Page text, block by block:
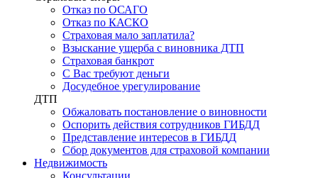
Отказ по ОСАГО
Отказ по КАСКО
Страховая мало заплатила?
Взыскание ущерба с виновника ДТП
Страховая банкрот
С Вас требуют деньги
Досудебное урегулирование
ДТП
Обжаловать постановление о виновности
Оспорить действия сотрудников ГИБДД
Представление интересов в ГИБДД
Сбор документов для страховой компании
Недвижимость
Консультации